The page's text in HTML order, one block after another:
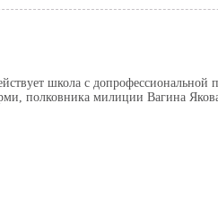
школа с допрофессиональной
полковника милиции Вагина